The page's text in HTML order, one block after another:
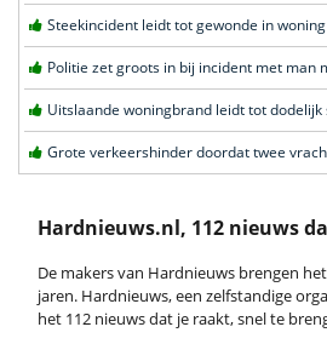
Steekincident leidt tot gewonde in
Hardnieuws.nl, 112 nieuws
De makers van Hardnieuws brengen
jaren. Hardnieuws, een zelfstandige
het 112 nieuws dat je raakt, snel te